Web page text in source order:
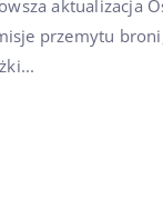
aktualizacja
przemytu